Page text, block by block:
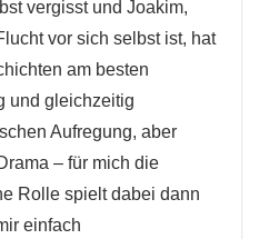
vergisst und Joakim,
vor sich selbst ist, hat
am besten
und gleichzeitig
Aufregung, aber
– für mich die
Rolle spielt dabei dann
einfach